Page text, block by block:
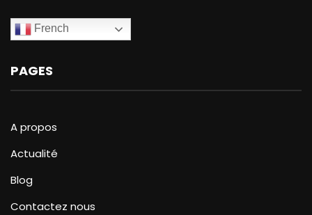
French
PAGES
A propos
Actualité
Blog
Contactez nous